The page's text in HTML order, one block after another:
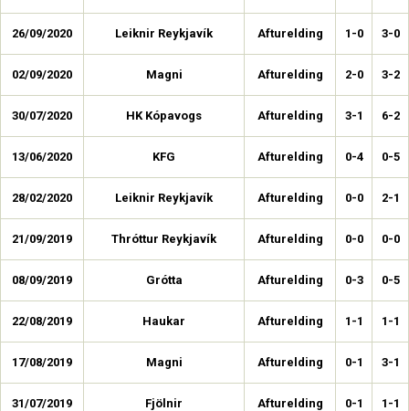
26/09/2020 Leiknir Reykjavík Afturelding 1-0 3-0
02/09/2020 Magni Afturelding 2-0 3-2
30/07/2020 HK Kópavogs Afturelding 3-1 6-2
13/06/2020 KFG Afturelding 0-4 0-5
28/02/2020 Leiknir Reykjavík Afturelding 0-0 2-1
21/09/2019 Thróttur Reykjavík Afturelding 0-0 0-0
08/09/2019 Grótta Afturelding 0-3 0-5
22/08/2019 Haukar Afturelding 1-1 1-1
17/08/2019 Magni Afturelding 0-1 3-1
31/07/2019 Fjölnir Afturelding 0-1 1-1